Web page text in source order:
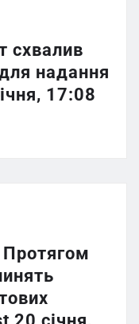
схвалив
надання
17:08
Протягом